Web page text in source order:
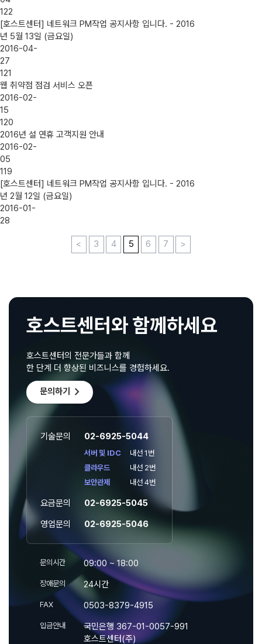
122
[호스트센터] 네트워크 PM작업 공지사항 입니다. - 2016
년 5월 13일 (금요일)
2016-04-
27
121
웹 취약점 점검 서비스 오픈
2016-02-
15
120
2016년 설 연휴 고객지원 안내
2016-02-
05
119
[호스트센터] 네트워크 PM작업 공지사항 입니다. - 2016
년 2월 12일 (금요일)
2016-01-
28
< 3 4 5 6 7 >
호스트센터와 함께하세요
호스트센터의 전문가들과 함께
한 단계 더 향상된 비즈니스를 경험하세요.
문의하기 chevron_right
기술문의 02-6925-5044
서버 및 IDC
내선 1번
클라우드
내선 2번
보안관제
내선 4번
요금문의
02-6925-5045
영업문의
02-6925-5046
문의시간 09:00 ~ 18:00
장애문의 24시간
FAX 0503-8379-4915
입금안내
국민은행 367-01-0057-991
호스트센터(주)